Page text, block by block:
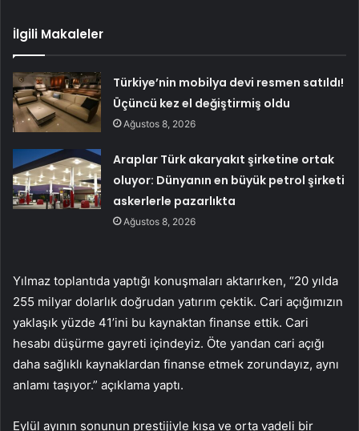
İlgili Makaleler
Türkiye’nin mobilya devi resmen satıldı!
Üçüncü kez el değiştirmiş oldu
Ağustos 8, 2026
Araplar Türk akaryakıt şirketine ortak
oluyor: Dünyanın en büyük petrol şirketi
askerlerle pazarlıkta
Ağustos 8, 2026
Yılmaz toplantıda yaptığı konuşmaları aktarırken, “20 yılda
255 milyar dolarlık doğrudan yatırım çektik. Cari açığımızın
yaklaşık yüzde 41’ini bu kaynaktan finanse ettik. Cari
hesabı düşürme gayreti içindeyiz. Öte yandan cari açığı
daha sağlıklı kaynaklardan finanse etmek zorundayız, aynı
anlamı taşıyor.” açıklama yaptı.
Eylül ayının sonunun prestijiyle kısa ve orta vadeli bir